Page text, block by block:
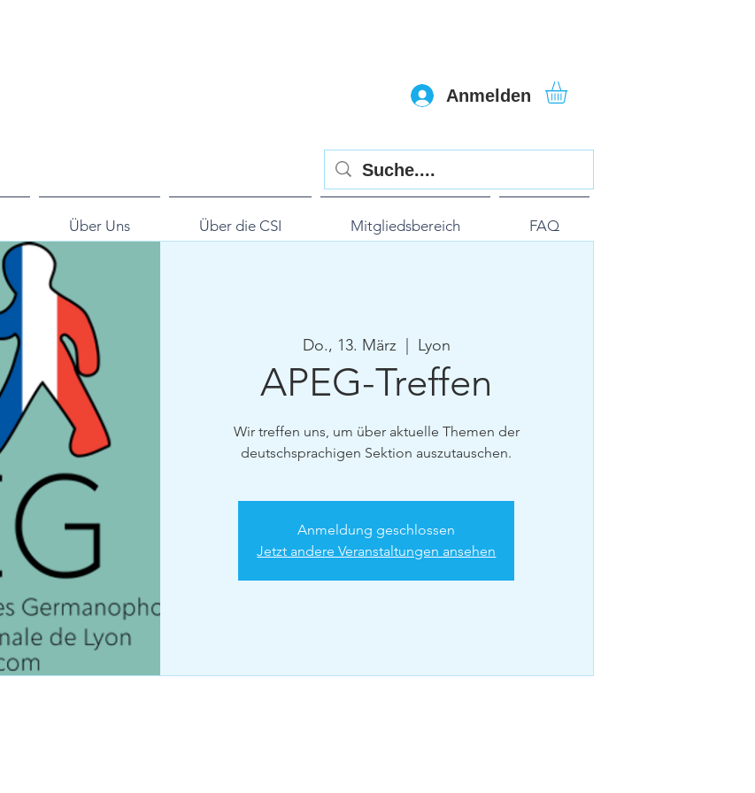
Anmelden
Über Uns Über die CSI Mitgliedsbereich FAQ
Do., 13. März
  |
Lyon
APEG-Treffen
Wir treffen uns, um über aktuelle Themen der
deutschsprachigen Sektion auszutauschen.
Anmeldung geschlossen
Jetzt andere Veranstaltungen ansehen